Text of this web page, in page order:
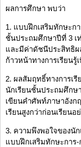
ผลการศึกษา พบว่า
1. แบบฝึกเสริมทักษะก
ชั้นประถมศึกษาปีที่ 3 เ
และมีค่าดัชนีประสิทธิผ
ก้าวหน้าทางการเรียนรู้
2. ผลสัมฤทธิ์ทางการเ
นักเรียนชั้นประถมศึกษ
เขียนคำศัพท์ภาษาอังก
เรียนสูงกว่าก่อนเรียน
3. ความพึงพอใจของนั
แบบฝึกเสริมทักษะการ